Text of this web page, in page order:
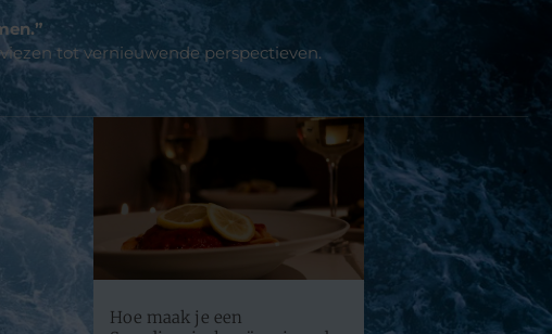
tot vernieuwende perspectieven.
Hoe maak je een